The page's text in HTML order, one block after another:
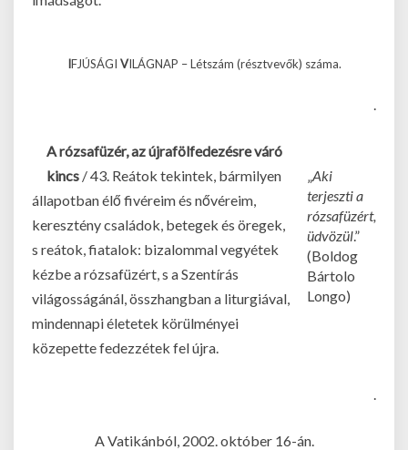
IFJÚSÁGI VILÁGNAP – Létszám (résztvevők) száma.
.
„Aki
terjeszti a
rózsafüzért,
üdvözül.”
(Boldog
Bártolo
Longo)
A rózsafüzér, az újrafölfedezésre váró
kincs / 43. Reátok tekintek, bármilyen
állapotban élő fivéreim és nővéreim,
keresztény családok, betegek és öregek,
s reátok, fiatalok: bizalommal vegyétek
kézbe a rózsafüzért, s a Szentírás
világosságánál, összhangban a liturgiával,
mindennapi életetek körülményei
közepette fedezzétek fel újra.
.
A Vatikánból, 2002. október 16-án.